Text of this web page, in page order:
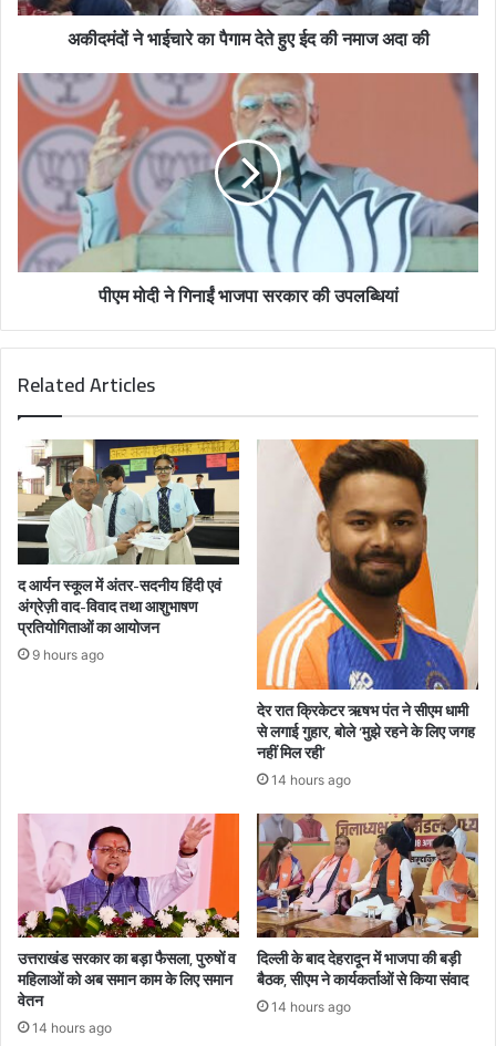
d
e
अकीदमंदों ने भाईचारे का पैगाम देते हुए ईद की नमाज अदा की
पीएम मोदी ने गिनाईं भाजपा सरकार की उपलब्धियां
Related Articles
द आर्यन स्कूल में अंतर-सदनीय हिंदी एवं
अंग्रेज़ी वाद-विवाद तथा आशुभाषण
प्रतियोगिताओं का आयोजन
9 hours ago
देर रात क्रिकेटर ऋषभ पंत ने सीएम धामी
से लगाई गुहार, बोले ‘मुझे रहने के लिए जगह
नहीं मिल रही’
14 hours ago
उत्तराखंड सरकार का बड़ा फैसला, पुरुषों व
महिलाओं को अब समान काम के लिए समान
वेतन
14 hours ago
दिल्ली के बाद देहरादून में भाजपा की बड़ी
बैठक, सीएम ने कार्यकर्ताओं से किया संवाद
14 hours ago